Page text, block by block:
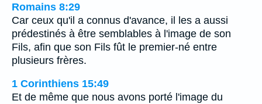
Romains 8:29
Car ceux qu'il a connus d'avance, il les a aussi
prédestinés à être semblables à l'image de son
Fils, afin que son Fils fût le premier-né entre
plusieurs frères.
1 Corinthiens 15:49
Et de même que nous avons porté l'image du